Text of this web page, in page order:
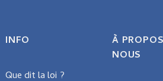
INFO
Que dit la loi ?
À
NOUS